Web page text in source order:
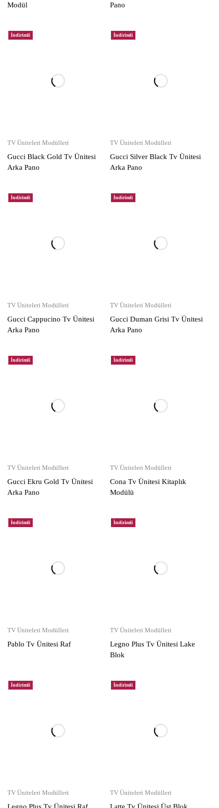
Modül
Pano
İndirimli
TV Üniteleri Modülleri
Gucci Black Gold Tv Ünitesi
Arka Pano
İndirimli
TV Üniteleri Modülleri
Gucci Silver Black Tv Ünitesi
Arka Pano
İndirimli
TV Üniteleri Modülleri
Gucci Cappucino Tv Ünitesi
Arka Pano
İndirimli
TV Üniteleri Modülleri
Gucci Duman Grisi Tv Ünitesi
Arka Pano
İndirimli
TV Üniteleri Modülleri
Gucci Ekru Gold Tv Ünitesi
Arka Pano
İndirimli
TV Üniteleri Modülleri
Cona Tv Ünitesi Kitaplık
Modülü
İndirimli
TV Üniteleri Modülleri
Pablo Tv Ünitesi Raf
İndirimli
TV Üniteleri Modülleri
Legno Plus Tv Ünitesi Lake
Blok
İndirimli
TV Üniteleri Modülleri
Legno Plus Tv Ünitesi Raf
İndirimli
TV Üniteleri Modülleri
Latte Tv Ünitesi Üst Blok